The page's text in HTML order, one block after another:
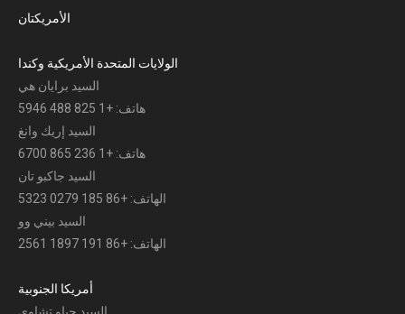
الأمريكتان
الولايات المتحدة الأمريكية وكندا
السيد برايان هي
هاتف: +1 825 488 5946
السيد إريك وانغ
هاتف: +1 236 865 6700
السيد جاكبو تان
الهاتف: +86 185 0279 5323
السيد بيني وو
الهاتف: +86 191 1897 2561
أمريكا الجنوبية